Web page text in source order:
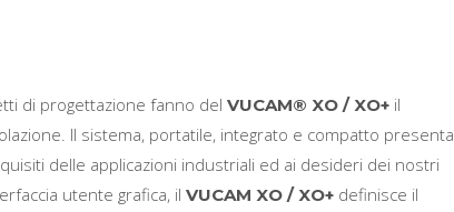
di progettazione fanno del VUCAM® XO / XO+ il
Il sistema, portatile, integrato e compatto presenta
delle applicazioni industriali ed ai desideri dei nostri
utente grafica, il VUCAM XO / XO+ definisce il